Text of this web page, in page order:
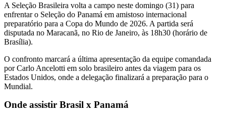
A Seleção Brasileira volta a campo neste domingo (31) para
enfrentar o Seleção do Panamá em amistoso internacional
preparatório para a Copa do Mundo de 2026. A partida será
disputada no Maracanã, no Rio de Janeiro, às 18h30 (horário de
Brasília).
O confronto marcará a última apresentação da equipe comandada
por Carlo Ancelotti em solo brasileiro antes da viagem para os
Estados Unidos, onde a delegação finalizará a preparação para o
Mundial.
Onde assistir Brasil x Panamá